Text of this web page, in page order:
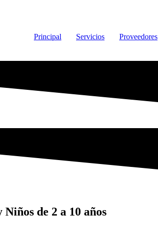
Principal Servicios Proveedores
de 2 a 10 años